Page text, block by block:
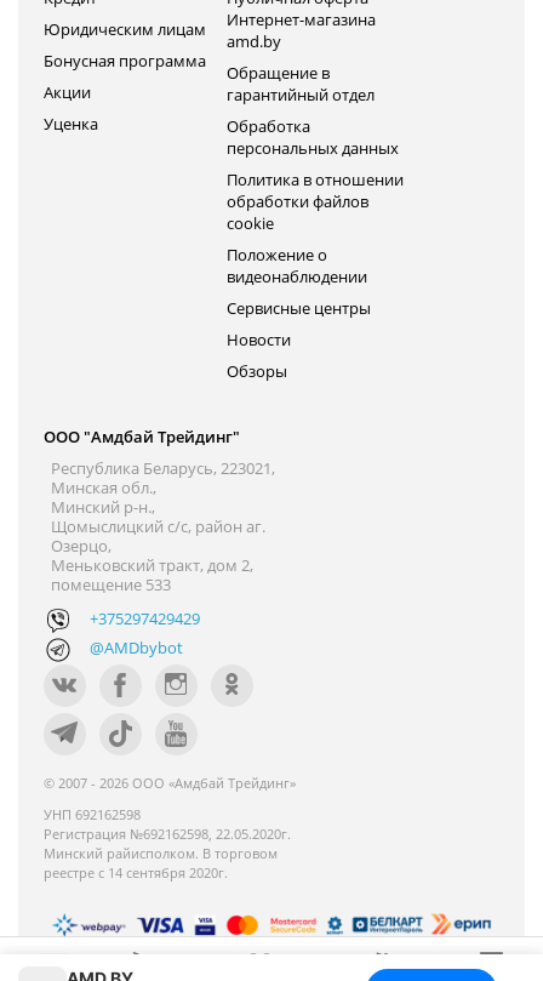
Юридическим лицам
Бонусная программа
Акции
Уценка
Интернет-магазина
amd.by
Обращение в
гарантийный отдел
Обработка
персональных данных
Политика в отношении
обработки файлов
cookie
Положение о
видеонаблюдении
Сервисные центры
Новости
Обзоры
ООО "Амдбай Трейдинг"
Республика Беларусь, 223021,
Минская обл.,
Минский р-н.,
Щомыслицкий с/с, район аг.
Озерцо,
Меньковский тракт, дом 2,
помещение 533
+375297429429
@AMDbybot
© 2007 - 2026 ООО «Амдбай Трейдинг»
УНП 692162598
Регистрация №692162598, 22.05.2020г.
Минский райисполком. В торговом
реестре с 14 сентября 2020г.